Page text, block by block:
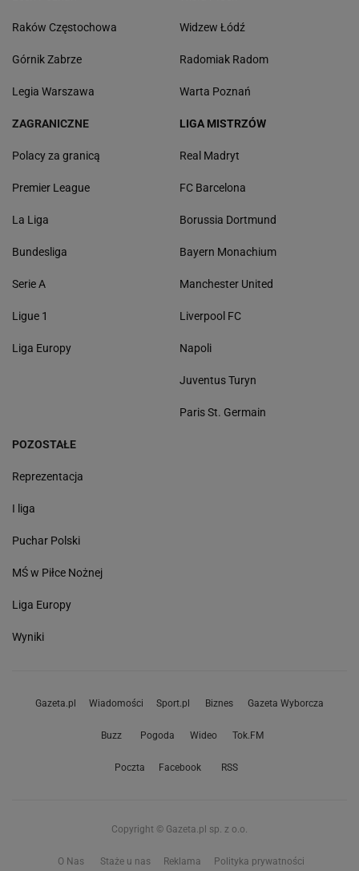
Raków Częstochowa
Górnik Zabrze
Legia Warszawa
Widzew Łódź
Radomiak Radom
Warta Poznań
ZAGRANICZNE
Polacy za granicą
Premier League
La Liga
Bundesliga
Serie A
Ligue 1
Liga Europy
LIGA MISTRZÓW
Real Madryt
FC Barcelona
Borussia Dortmund
Bayern Monachium
Manchester United
Liverpool FC
Napoli
Juventus Turyn
Paris St. Germain
POZOSTAŁE
Reprezentacja
I liga
Puchar Polski
MŚ w Piłce Nożnej
Liga Europy
Wyniki
Gazeta.pl Wiadomości Sport.pl Biznes Gazeta Wyborcza
Buzz Pogoda Wideo Tok.FM
Poczta Facebook RSS
Copyright © Gazeta.pl sp. z o.o.
O Nas Staże u nas Reklama Polityka prywatności